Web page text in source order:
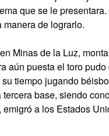
que se le
de lograrlo.
Minas de la Luz,
aún puesta el toro pudo
tiempo jugando
base, siendo
a los Estados